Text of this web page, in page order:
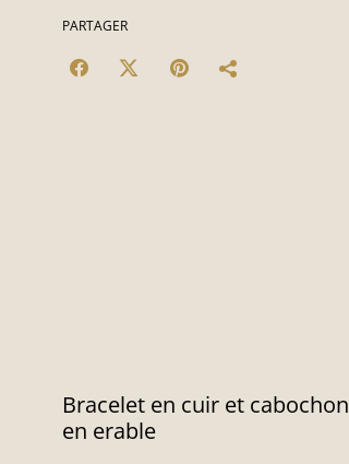
PARTAGER
Bracelet en cuir et cabochon
en erable